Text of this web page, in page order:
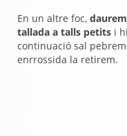
En un altre foc,
tallada a talls petits i
continuació sal
enrrossida la retirem.